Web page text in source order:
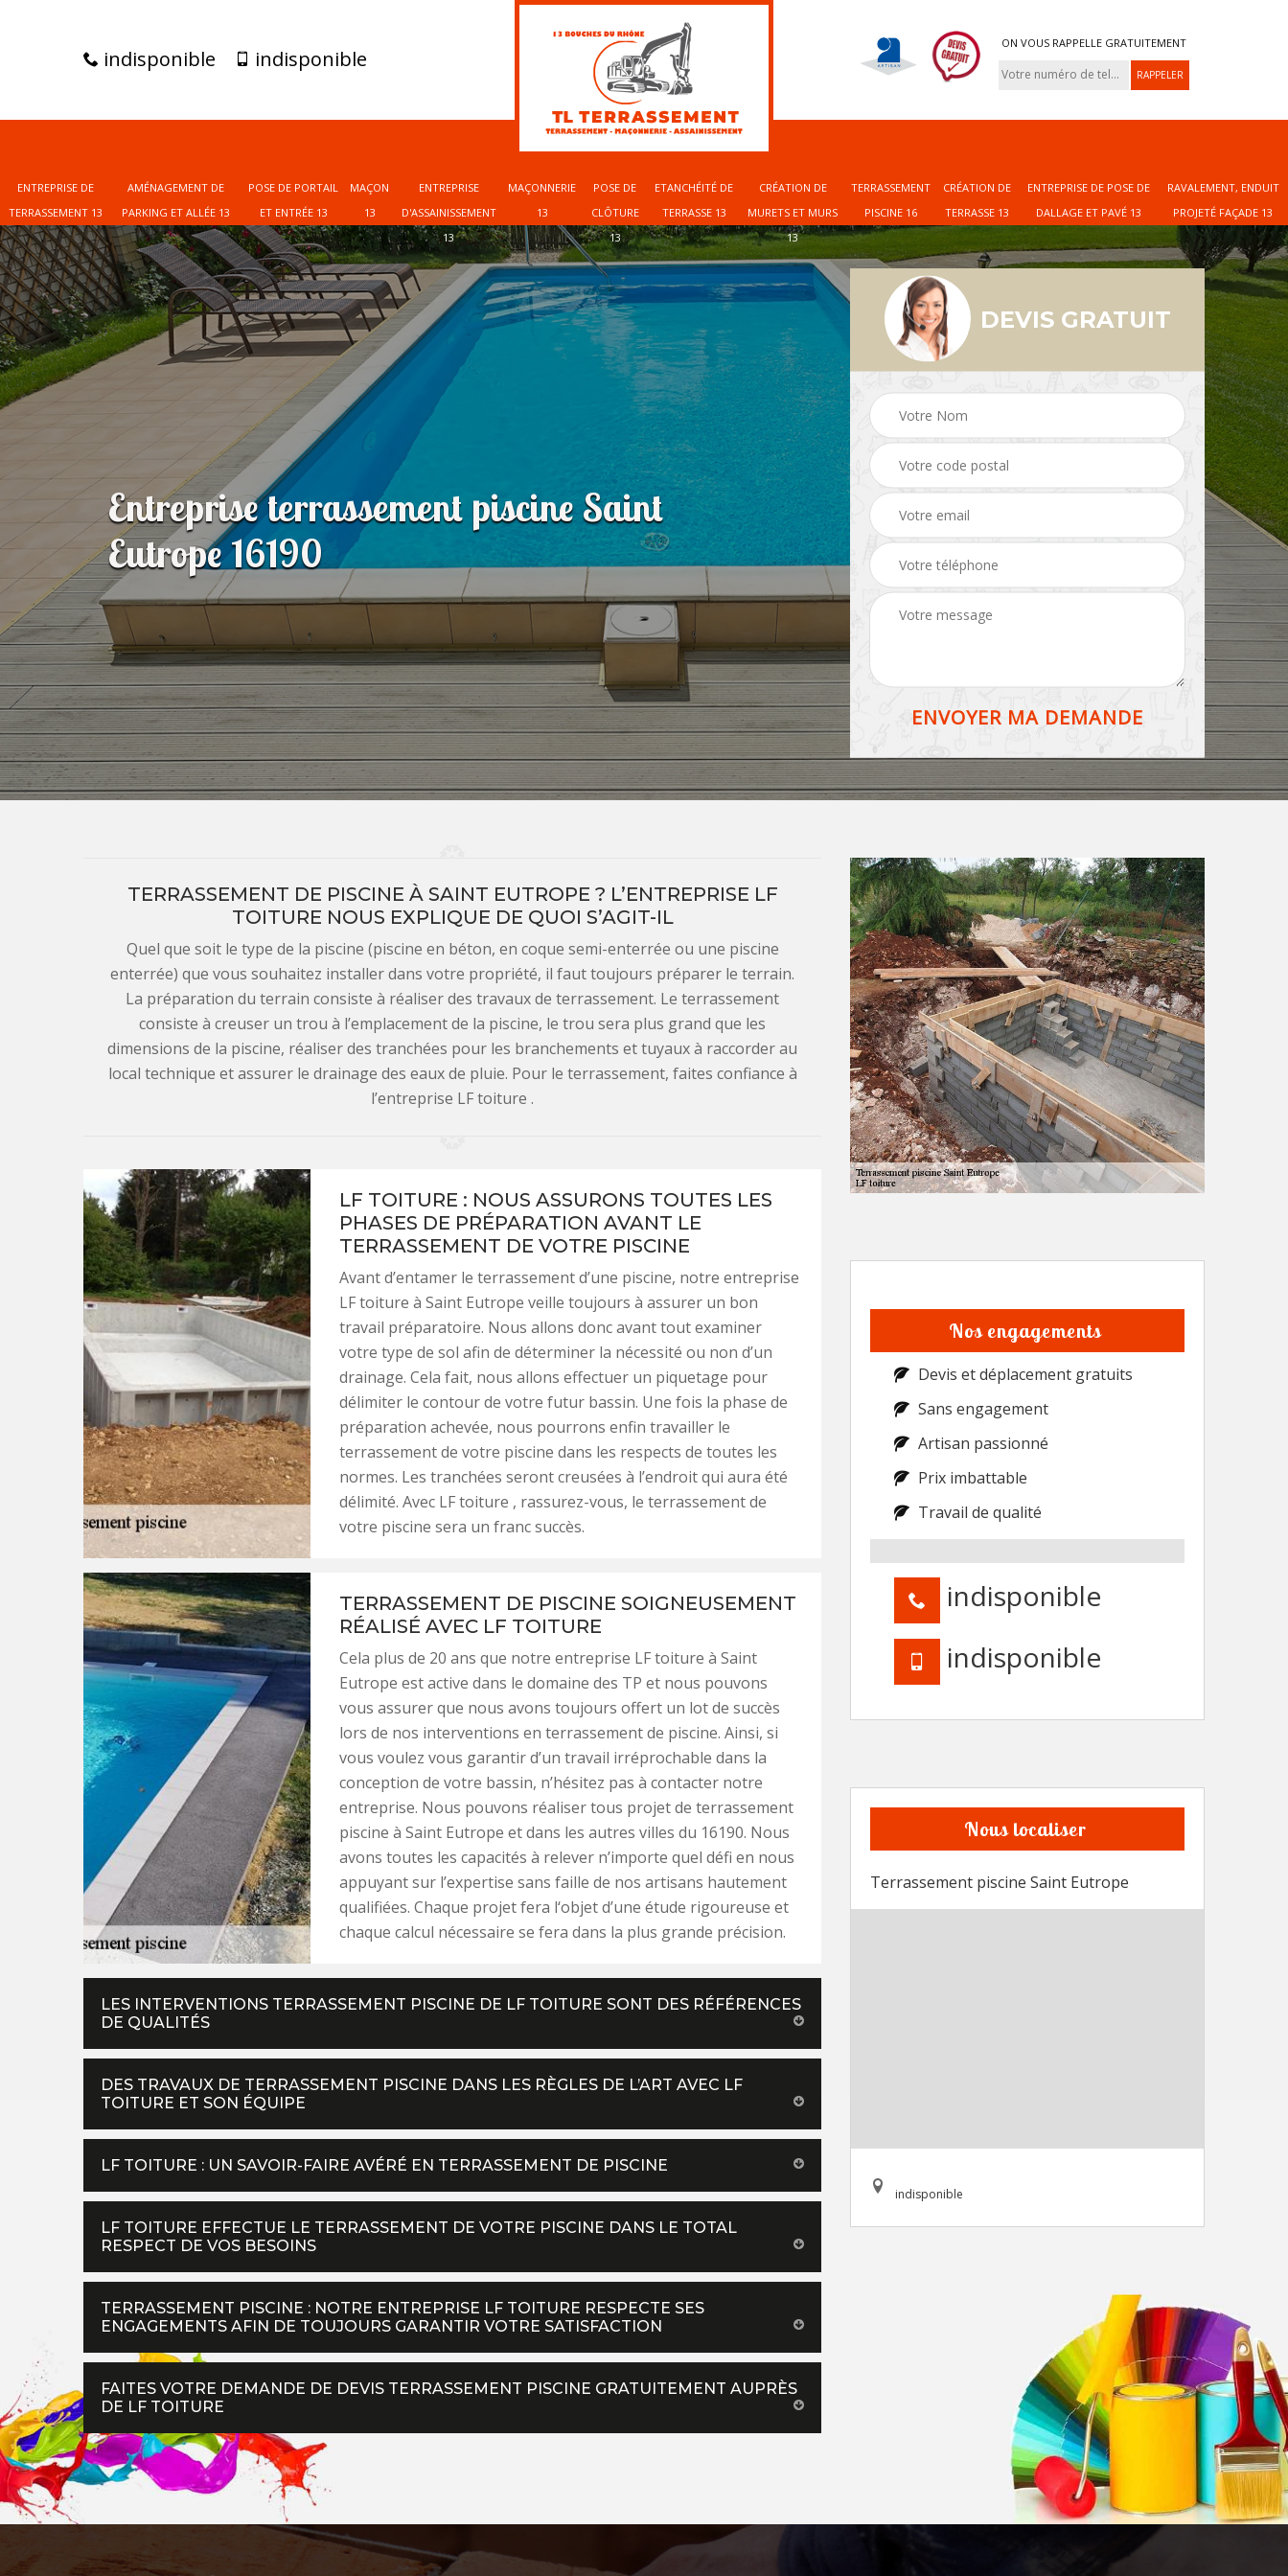
indisponible indisponible
ON VOUS RAPPELLE GRATUITEMENT
ENTREPRISE DE
TERRASSEMENT 13
AMÉNAGEMENT DE
PARKING ET ALLÉE 13
POSE DE PORTAIL
ET ENTRÉE 13
MAÇON
13
ENTREPRISE
D'ASSAINISSEMENT
13
MAÇONNERIE
13
POSE DE
CLÔTURE
13
ETANCHÉITÉ DE
TERRASSE 13
CRÉATION DE
MURETS ET MURS
13
TERRASSEMENT
PISCINE 16
CRÉATION DE
TERRASSE 13
ENTREPRISE DE POSE DE
DALLAGE ET PAVÉ 13
RAVALEMENT, ENDUIT
PROJETÉ FAÇADE 13
Entreprise terrassement piscine Saint
Eutrope 16190
DEVIS GRATUIT
TERRASSEMENT DE PISCINE À SAINT EUTROPE ? L’ENTREPRISE LF
TOITURE NOUS EXPLIQUE DE QUOI S’AGIT-IL
Quel que soit le type de la piscine (piscine en béton, en coque semi-enterrée ou une piscine
enterrée) que vous souhaitez installer dans votre propriété, il faut toujours préparer le terrain.
La préparation du terrain consiste à réaliser des travaux de terrassement. Le terrassement
consiste à creuser un trou à l’emplacement de la piscine, le trou sera plus grand que les
dimensions de la piscine, réaliser des tranchées pour les branchements et tuyaux à raccorder au
local technique et assurer le drainage des eaux de pluie. Pour le terrassement, faites confiance à
l’entreprise LF toiture .
LF TOITURE : NOUS ASSURONS TOUTES LES
PHASES DE PRÉPARATION AVANT LE
TERRASSEMENT DE VOTRE PISCINE
Avant d’entamer le terrassement d’une piscine, notre entreprise
LF toiture à Saint Eutrope veille toujours à assurer un bon
travail préparatoire. Nous allons donc avant tout examiner
votre type de sol afin de déterminer la nécessité ou non d’un
drainage. Cela fait, nous allons effectuer un piquetage pour
délimiter le contour de votre futur bassin. Une fois la phase de
préparation achevée, nous pourrons enfin travailler le
terrassement de votre piscine dans les respects de toutes les
normes. Les tranchées seront creusées à l’endroit qui aura été
délimité. Avec LF toiture , rassurez-vous, le terrassement de
votre piscine sera un franc succès.
TERRASSEMENT DE PISCINE SOIGNEUSEMENT
RÉALISÉ AVEC LF TOITURE
Cela plus de 20 ans que notre entreprise LF toiture à Saint
Eutrope est active dans le domaine des TP et nous pouvons
vous assurer que nous avons toujours offert un lot de succès
lors de nos interventions en terrassement de piscine. Ainsi, si
vous voulez vous garantir d’un travail irréprochable dans la
conception de votre bassin, n’hésitez pas à contacter notre
entreprise. Nous pouvons réaliser tous projet de terrassement
piscine à Saint Eutrope et dans les autres villes du 16190. Nous
avons toutes les capacités à relever n’importe quel défi en nous
appuyant sur l’expertise sans faille de nos artisans hautement
qualifiées. Chaque projet fera l‘objet d’une étude rigoureuse et
chaque calcul nécessaire se fera dans la plus grande précision.
LES INTERVENTIONS TERRASSEMENT PISCINE DE LF TOITURE SONT DES RÉFÉRENCES
DE QUALITÉS
DES TRAVAUX DE TERRASSEMENT PISCINE DANS LES RÈGLES DE L’ART AVEC LF
TOITURE ET SON ÉQUIPE
LF TOITURE : UN SAVOIR-FAIRE AVÉRÉ EN TERRASSEMENT DE PISCINE
LF TOITURE EFFECTUE LE TERRASSEMENT DE VOTRE PISCINE DANS LE TOTAL
RESPECT DE VOS BESOINS
TERRASSEMENT PISCINE : NOTRE ENTREPRISE LF TOITURE RESPECTE SES
ENGAGEMENTS AFIN DE TOUJOURS GARANTIR VOTRE SATISFACTION
FAITES VOTRE DEMANDE DE DEVIS TERRASSEMENT PISCINE GRATUITEMENT AUPRÈS
DE LF TOITURE
Nos engagements
Devis et déplacement gratuits
Sans engagement
Artisan passionné
Prix imbattable
Travail de qualité
indisponible
indisponible
Nous localiser
Terrassement piscine Saint Eutrope
indisponible